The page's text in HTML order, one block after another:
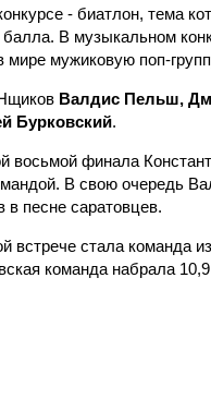
- биатлон, тема
балла. В музыкальном
мужиковую поп-
Валдис Пельш,
Бурковский.
восьмой финала
В свою очередь
в песне саратовцев.
встрече стала команда
команда набрала